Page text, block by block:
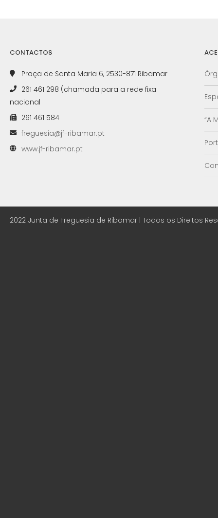
CONTACTOS
Praça de Santa Maria 6, 2530-871 Ribamar
261 461 298 (chamada para a rede fixa
nacional
261 461 584
freguesia@jf-ribamar.pt
www.jf-ribamar.pt
“A
2022 Junta de Freguesia de Ribamar | Todos os Direitos